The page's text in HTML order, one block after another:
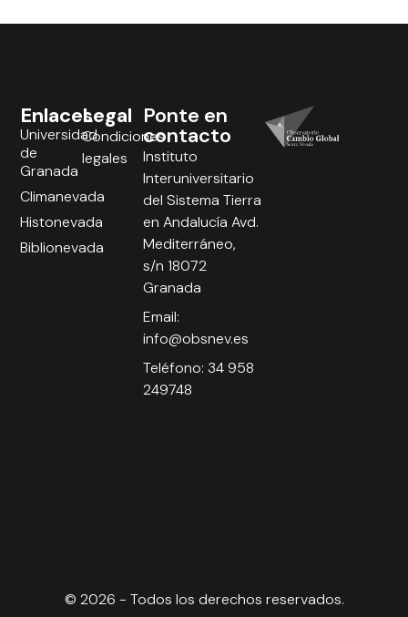
Legal
Condiciones
legales
Enlaces
Universidad
de
Granada
Climanevada
Histonevada
Biblionevada
Ponte en
contacto
Instituto
Interuniversitario
del Sistema Tierra
en Andalucía Avd.
Mediterráneo,
s/n 18072
Granada
Email:
info@obsnev.es
Teléfono: 34 958
249748
© 2026 - Todos los derechos reservados.